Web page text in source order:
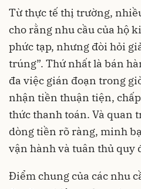
Từ thực tế thị trường,
cho rằng nhu cầu của hộ
phức tạp, nhưng đòi hỏi
trúng”. Thứ nhất là bán
đa việc gián đoạn trong
nhận tiền thuận tiện,
thức thanh toán. Và quan
dòng tiền rõ ràng, minh
vận hành và tuân thủ quy
Điểm chung của các nhu